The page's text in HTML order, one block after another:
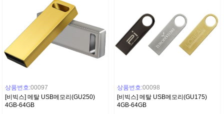
상품번호:00097
[비빅스] 메탈 USB메모리(GU250)
4GB-64GB
상품번호:00098
[비빅스] 메탈 USB메모리(GU175)
4GB-64GB